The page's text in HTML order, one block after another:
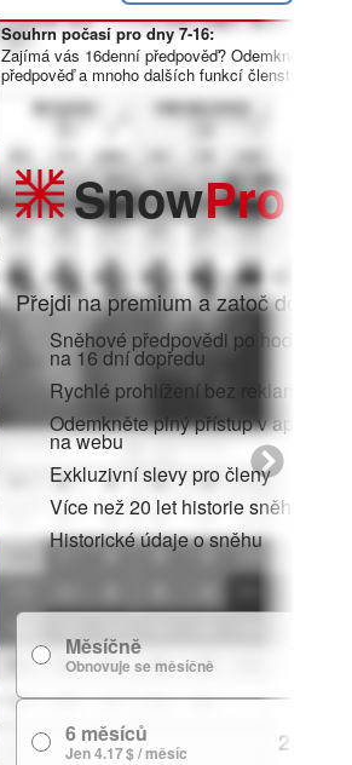
Souhrn počasí pro dny 7-16:
Zajímá vás 16denní předpověď? Odemkněte
předpověď a mnoho dalších funkcí členstvím Pro.
SnowPro
Přejdi na premium a zatoč do:
Sněhové předpovědi po hodinách
na 16 dní dopředu
Rychlé prohlížení bez reklam
Odemkněte plný přístup v aplikaci i
na webu
Exkluzivní slevy pro členy
Více než 20 let historie sněhu
Historické údaje o sněhu
Měsíčně
Obnovuje se měsíčně
6 měsíců
Jen 4.17 $ / měsíc 24.99 $